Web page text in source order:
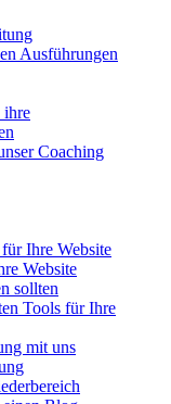
Ausführungen
ihre
Coaching
Ihre Website
Website
sollten
Tools für Ihre
mit uns